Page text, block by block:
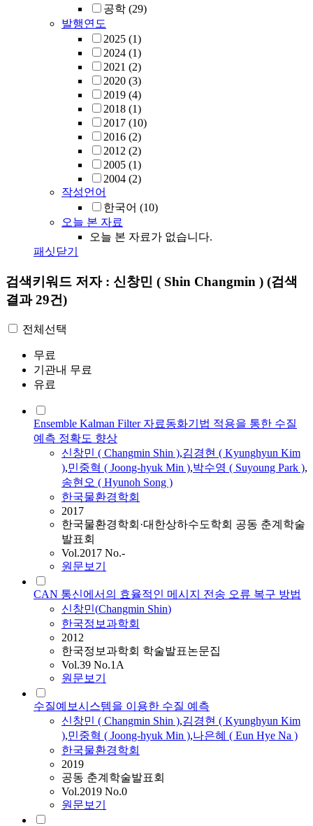
공학 (29)
발행연도
2025 (1)
2024 (1)
2021 (2)
2020 (3)
2019 (4)
2018 (1)
2017 (10)
2016 (2)
2012 (2)
2005 (1)
2004 (2)
작성언어
한국어 (10)
오늘 본 자료
오늘 본 자료가 없습니다.
패싯닫기
검색키워드 저자 : 신창민 ( Shin Changmin ) (검색
결과 29건)
전체선택
무료
기관내 무료
유료
Ensemble Kalman Filter 자료동화기법 적용을 통한 수질
예측 정확도 향상
신창민 ( Changmin Shin ),김경현 ( Kyunghyun Kim
),민중혁 ( Joong-hyuk Min ),박수영 ( Suyoung Park ),
송현오 ( Hyunoh Song )
한국물환경학회
2017
한국물환경학회·대한상하수도학회 공동 춘계학술
발표회
Vol.2017 No.-
원문보기
CAN 통신에서의 효율적인 메시지 전송 오류 복구 방법
신창민(Changmin Shin)
한국정보과학회
2012
한국정보과학회 학술발표논문집
Vol.39 No.1A
원문보기
수질예보시스템을 이용한 수질 예측
신창민 ( Changmin Shin ),김경현 ( Kyunghyun Kim
),민중혁 ( Joong-hyuk Min ),나은혜 ( Eun Hye Na )
한국물환경학회
2019
공동 춘계학술발표회
Vol.2019 No.0
원문보기